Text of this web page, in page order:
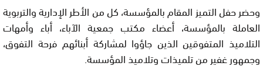
وحضر حفل التميز المقام بالمؤسسة، كل من الأطر الإدارية والتربوية
العاملة بالمؤسسة، أعضاء مكتب جمعية الآباء، أباء وأمهات
التلاميذ المتفوقين الذين جاؤوا لمشاركة أبنائهم فرحة التفوق،
وجمهور غفير من تلميذات وتلاميذ المؤسسة.